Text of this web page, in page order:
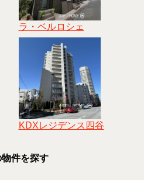
ラ・ベルロシェ
KDXレジデンス四谷
件を探す